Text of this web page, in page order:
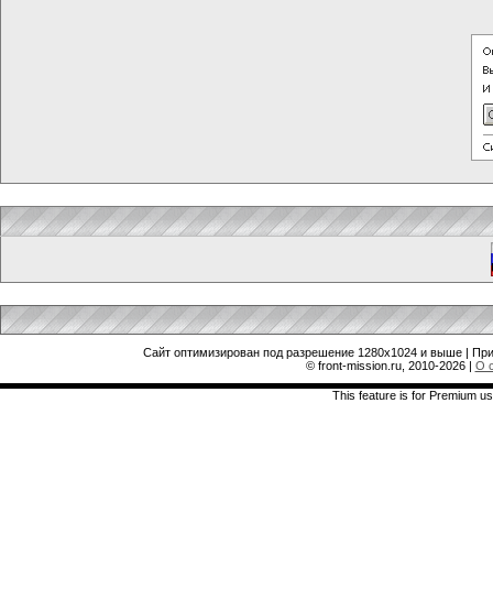
Сайт оптимизирован под разрешение 1280x1024 и выше |
© front-mission.ru, 2010-2026| О
This feature is for Premium